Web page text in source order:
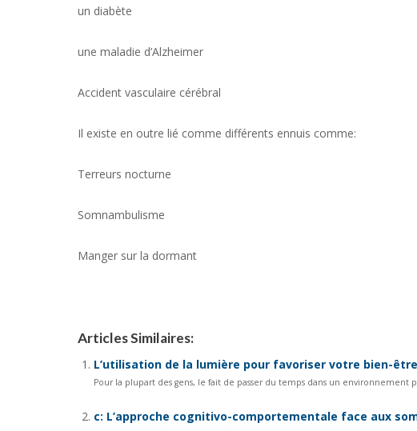
un diabète
une maladie d’Alzheimer
Accident vasculaire cérébral
Il existe en outre lié comme différents ennuis comme:
Terreurs nocturne
Somnambulisme
Manger sur la dormant
Articles Similaires:
L’utilisation de la lumière pour favoriser votre bien-être
Pour la plupart des gens, le fait de passer du temps dans un environnement
c: L’approche cognitivo-comportementale face aux